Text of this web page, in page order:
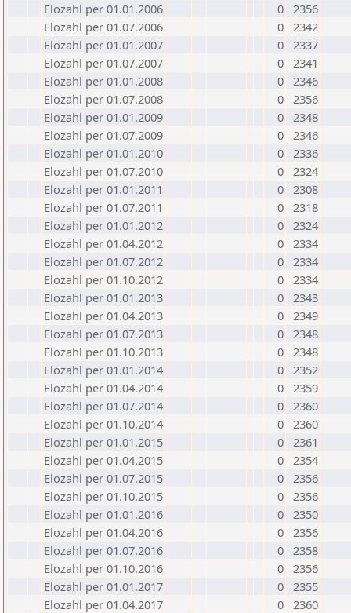
Elozahl per 01.01.2006
0 2356
Elozahl per 01.07.2006
0 2342
Elozahl per 01.01.2007
0 2337
Elozahl per 01.07.2007
0 2341
Elozahl per 01.01.2008
0 2346
Elozahl per 01.07.2008
0 2356
Elozahl per 01.01.2009
0 2348
Elozahl per 01.07.2009
0 2346
Elozahl per 01.01.2010
0 2336
Elozahl per 01.07.2010
0 2324
Elozahl per 01.01.2011
0 2308
Elozahl per 01.07.2011
0 2318
Elozahl per 01.01.2012
0 2324
Elozahl per 01.04.2012
0 2334
Elozahl per 01.07.2012
0 2334
Elozahl per 01.10.2012
0 2334
Elozahl per 01.01.2013
0 2343
Elozahl per 01.04.2013
0 2349
Elozahl per 01.07.2013
0 2348
Elozahl per 01.10.2013
0 2348
Elozahl per 01.01.2014
0 2352
Elozahl per 01.04.2014
0 2359
Elozahl per 01.07.2014
0 2360
Elozahl per 01.10.2014
0 2360
Elozahl per 01.01.2015
0 2361
Elozahl per 01.04.2015
0 2354
Elozahl per 01.07.2015
0 2356
Elozahl per 01.10.2015
0 2356
Elozahl per 01.01.2016
0 2350
Elozahl per 01.04.2016
0 2356
Elozahl per 01.07.2016
0 2358
Elozahl per 01.10.2016
0 2356
Elozahl per 01.01.2017
0 2355
Elozahl per 01.04.2017
0 2360